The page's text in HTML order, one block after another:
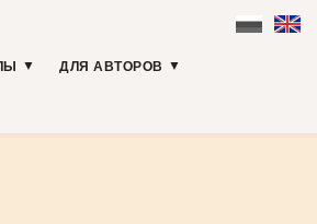
ДЛЯ АВТОРОВ